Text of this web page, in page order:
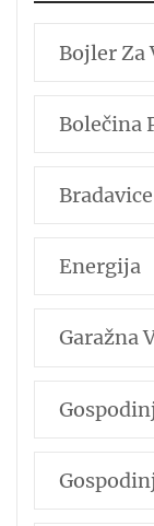
Bojler Za
Bolečina
Bradavice
Energija
Garažna